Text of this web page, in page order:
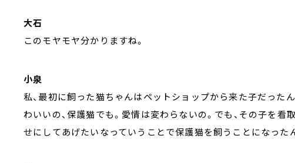
大石
このモヤモヤ分かりますね。
小泉
私、最初に飼った猫ちゃんはペットショップから来た子だった
わいいの、保護猫でも。愛情は変わらないの。でも、その子を看
せにしてあげたいなっていうことで保護猫を飼うことになった